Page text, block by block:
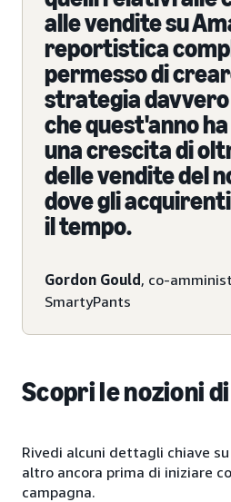
alle vendite su
reportistica
permesso di
strategia
che quest'anno
una crescita di
delle vendite del
dove gli
il tempo.
Gordon Gould, co-
SmartyPants
Scopri le nozioni
Rivedi alcuni dettagli chiave
altro ancora prima di iniziare
campagna.